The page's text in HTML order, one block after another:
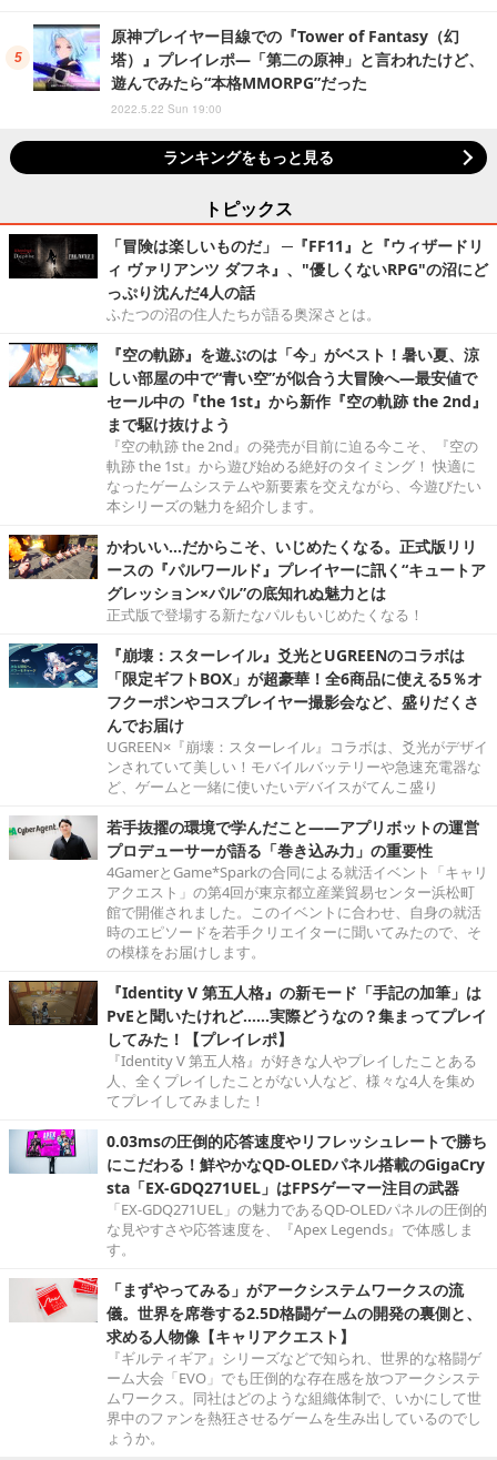
原神プレイヤー目線での『Tower of Fantasy（幻
塔）』プレイレポ―「第二の原神」と言われたけど、
遊んでみたら“本格MMORPG”だった
2022.5.22 Sun 19:00
ランキングをもっと見る
トピックス
「冒険は楽しいものだ」 ─『FF11』と『ウィザードリ
ィ ヴァリアンツ ダフネ』、"優しくないRPG"の沼にど
っぷり沈んだ4人の話
ふたつの沼の住人たちが語る奥深さとは。
『空の軌跡』を遊ぶのは「今」がベスト！暑い夏、涼
しい部屋の中で“青い空”が似合う大冒険へ―最安値で
セール中の『the 1st』から新作『空の軌跡 the 2nd』
まで駆け抜けよう
『空の軌跡 the 2nd』の発売が目前に迫る今こそ、『空の
軌跡 the 1st』から遊び始める絶好のタイミング！ 快適に
なったゲームシステムや新要素を交えながら、今遊びたい
本シリーズの魅力を紹介します。
かわいい…だからこそ、いじめたくなる。正式版リリ
ースの『パルワールド』プレイヤーに訊く“キュートア
グレッション×パル”の底知れぬ魅力とは
正式版で登場する新たなパルもいじめたくなる！
『崩壊：スターレイル』爻光とUGREENのコラボは
「限定ギフトBOX」が超豪華！全6商品に使える5％オ
フクーポンやコスプレイヤー撮影会など、盛りだくさ
んでお届け
UGREEN×『崩壊：スターレイル』コラボは、爻光がデザイ
ンされていて美しい！モバイルバッテリーや急速充電器な
ど、ゲームと一緒に使いたいデバイスがてんこ盛り
若手抜擢の環境で学んだこと――アプリボットの運営
プロデューサーが語る「巻き込み力」の重要性
4GamerとGame*Sparkの合同による就活イベント「キャリ
アクエスト」の第4回が東京都立産業貿易センター浜松町
館で開催されました。このイベントに合わせ、自身の就活
時のエピソードを若手クリエイターに聞いてみたので、そ
の模様をお届けします。
『Identity V 第五人格』の新モード「手記の加筆」は
PvEと聞いたけれど……実際どうなの？集まってプレイ
してみた！【プレイレポ】
『Identity V 第五人格』が好きな人やプレイしたことある
人、全くプレイしたことがない人など、様々な4人を集め
てプレイしてみました！
0.03msの圧倒的応答速度やリフレッシュレートで勝ち
にこだわる！鮮やかなQD-OLEDパネル搭載のGigaCry
sta「EX-GDQ271UEL」はFPSゲーマー注目の武器
「EX-GDQ271UEL」の魅力であるQD-OLEDパネルの圧倒的
な見やすさや応答速度を、『Apex Legends』で体感しま
す。
「まずやってみる」がアークシステムワークスの流
儀。世界を席巻する2.5D格闘ゲームの開発の裏側と、
求める人物像【キャリアクエスト】
『ギルティギア』シリーズなどで知られ、世界的な格闘ゲ
ーム大会「EVO」でも圧倒的な存在感を放つアークシステ
ムワークス。同社はどのような組織体制で、いかにして世
界中のファンを熱狂させるゲームを生み出しているのでし
ょうか。